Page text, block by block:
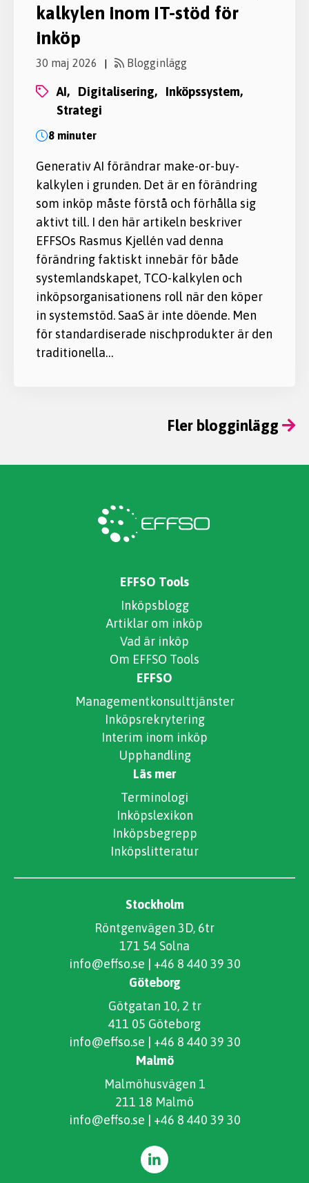
kalkylen inom IT-stöd för
inköp
30 maj 2026 | Blogginlägg
AI, digitalisering,
inköpssystem,
strategi
8 minuter
Generativ AI förändrar make-or-buy-
kalkylen i grunden. Det är en förändring
som inköp måste förstå och förhålla sig
aktivt till. I den här artikeln beskriver
EFFSOs Rasmus Kjellén vad denna
förändring faktiskt innebär för både
systemlandskapet, TCO-kalkylen och
inköpsorganisationens roll när den köper
in systemstöd. SaaS är inte döende. Men
för standardiserade nischprodukter är den
traditionella…
Fler blogginlägg
EFFSO Tools
Inköpsblogg
Artiklar om inköp
Vad är inköp
Om EFFSO Tools
EFFSO
Managementkonsulttjänster
Inköpsrekrytering
Interim inom inköp
Upphandling
Läs mer
Terminologi
Inköpslexikon
Inköpsbegrepp
Inköpslitteratur
Stockholm
Röntgenvägen 3D, 6tr
171 54 Solna
info@effso.se
+46 8 440 39 30
Göteborg
Götgatan 10, 2 tr
411 05 Göteborg
info@effso.se
+46 8 440 39 30
Malmö
Malmöhusvägen 1
211 18 Malmö
info@effso.se
+46 8 440 39 30